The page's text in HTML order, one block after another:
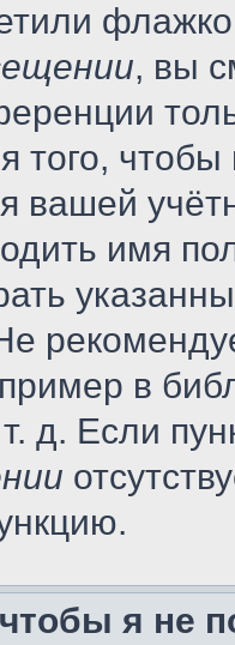
, вы
того, чтобы
вашей
имя
в
д. Если
я не